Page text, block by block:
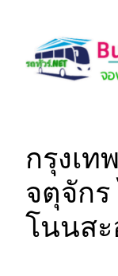
content
กรุงเ
จตุจัก
โนนส